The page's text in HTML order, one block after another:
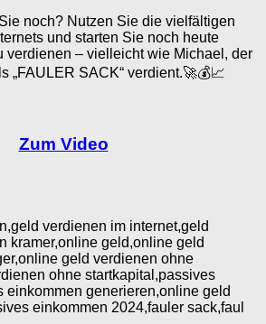
noch? Nutzen Sie die vielfältigen
und starten Sie noch heute
verdienen – vielleicht wie Michael, der
„FAULER SACK“ verdient.🚀💰📈
Zum Video
verdienen im internet,geld
kramer,online geld,online geld
geld verdienen ohne
ohne startkapital,passives
einkommen generieren,online geld
einkommen 2024,fauler sack,faul